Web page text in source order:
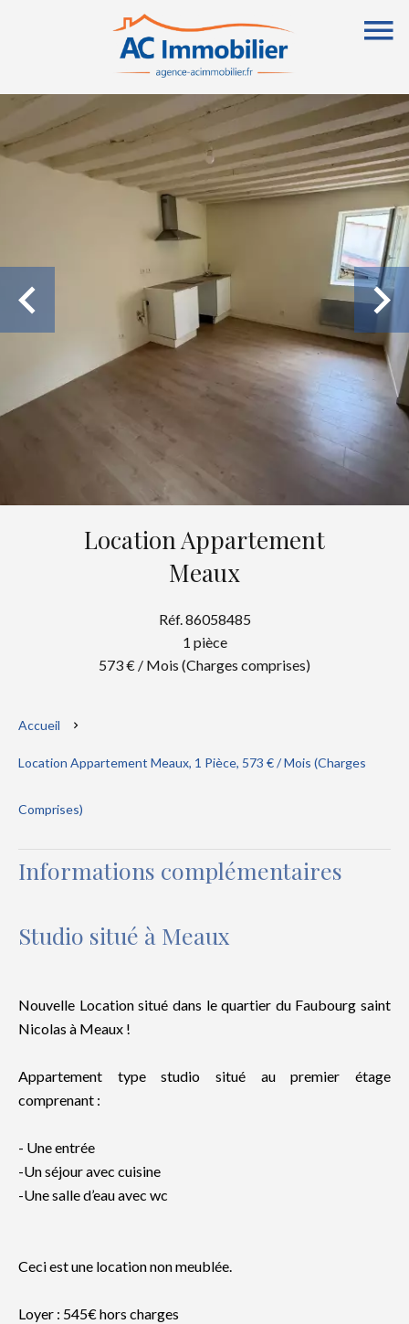
Location Appartement
Meaux
Réf. 86058485
1 pièce
573 € / Mois (Charges comprises)
Accueil
Location Appartement Meaux, 1 Pièce, 573 € / Mois (Charges
Comprises)
Informations complémentaires
Studio situé à Meaux
Nouvelle Location situé dans le quartier du Faubourg saint
Nicolas à Meaux !
Appartement type studio situé au premier étage
comprenant :
- Une entrée
-Un séjour avec cuisine
-Une salle d’eau avec wc
Ceci est une location non meublée.
Loyer : 545€ hors charges